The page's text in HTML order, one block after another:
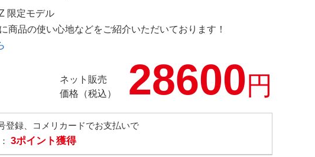
限定モデル
商品の使い心地などをご紹介いただいております！
ネット販売
価格（税込）
28600円
登録、コメリカードでお支払いで
3ポイント獲得